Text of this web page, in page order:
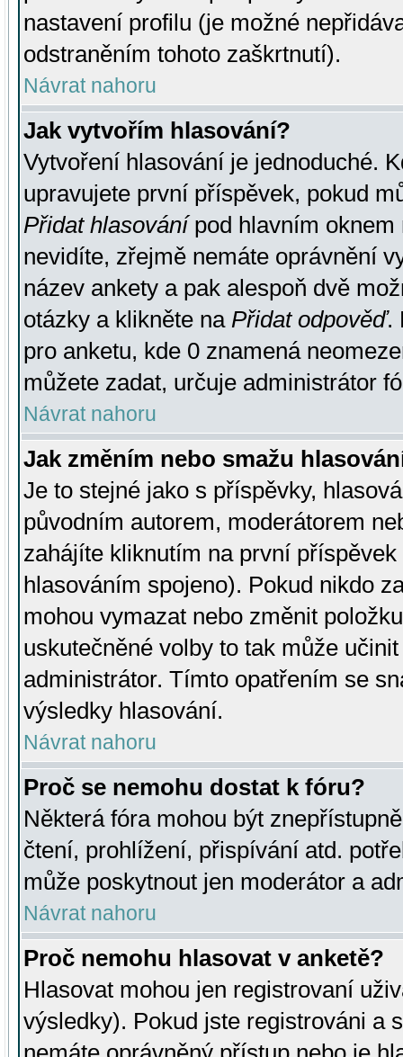
nastavení profilu (je možné
odstraněním tohoto zaškrtnutí).
Návrat nahoru
Jak vytvořím hlasování?
Vytvoření hlasování je jednoduché.
upravujete první příspěvek, pokud
Přidat hlasovánípod hlavním oknem
nevidíte, zřejmě nemáte oprávnění
název ankety a pak alespoň dvě
otázky a klikněte na Přidat odpověď.
pro anketu, kde 0 znamená
můžete zadat, určuje administrátor
Návrat nahoru
Jak změním nebo smažu
Je to stejné jako s příspěvky,
původním autorem, moderátorem
zahájíte kliknutím na první
hlasováním spojeno). Pokud nikdo
mohou vymazat nebo změnit
uskutečněné volby to tak může
administrátor. Tímto opatřením se
výsledky hlasování.
Návrat nahoru
Proč se nemohu dostat k fóru?
Některá fóra mohou být
čtení, prohlížení, přispívání atd.
může poskytnout jen moderátor a
Návrat nahoru
Proč nemohu hlasovat v anketě?
Hlasovat mohou jen registrovaní
výsledky). Pokud jste registrováni a